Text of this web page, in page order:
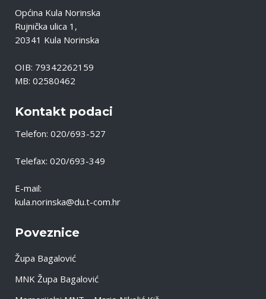
Općina Kula Norinska
Rujnička ulica 1,
20341 Kula Norinska
OIB: 79342262159
MB: 02580462
Kontakt podaci
Telefon: 020/693-527
Telefax: 020/693-349
E-mail:
kula.norinska@du.t-com.hr
Poveznice
Župa Bagalović
MNK Župa Bagalović